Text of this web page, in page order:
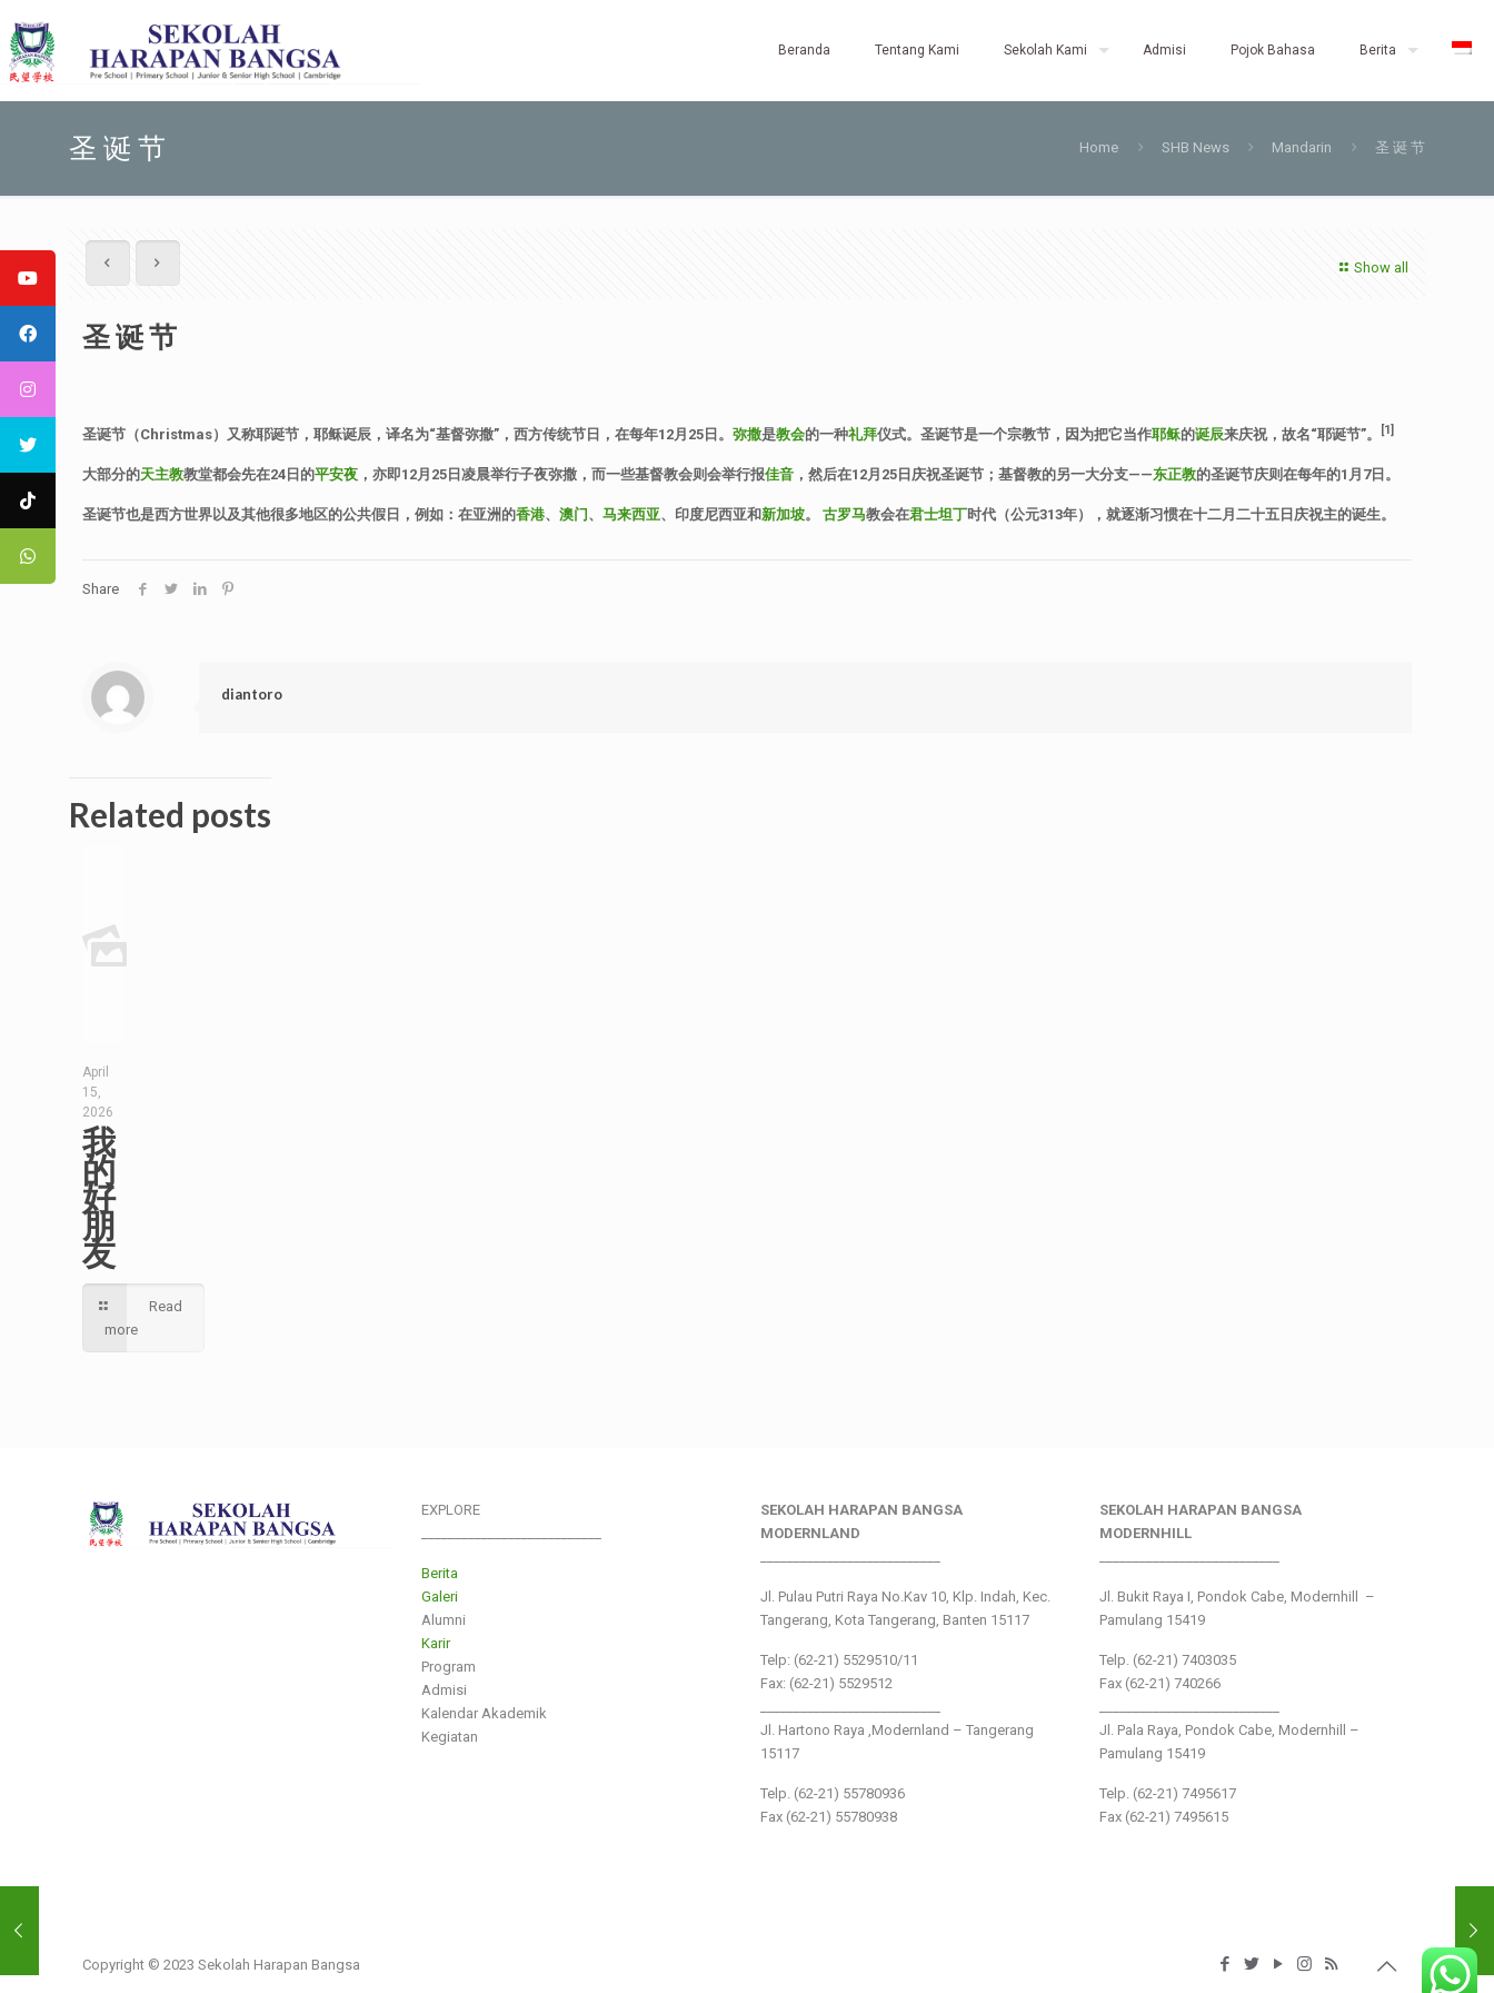
Beranda Tentang Kami Sekolah Kami Admisi Pojok Bahasa Berita
圣 诞 节 Home SHB News Mandarin 圣 诞 节
Show all
圣 诞 节
圣诞节（Christmas）又称耶诞节，耶稣诞辰，译名为“基督弥撒” ，西方传统节日，在每年12月 25 日。弥撒是教会的一种礼拜仪式。圣诞节是一个宗教节，因为把它当作耶稣的诞辰来庆祝，故名“耶诞节”。 [1]
大部分的天主教教堂都会先在24 日的平安夜 ，亦即12月 25 日凌晨举行子夜弥撒，而一些基督教会则会举行报佳音 ，然后在12月 25 日庆祝圣诞节；基督教的另一大分支——东正教的圣诞节庆则在每年的1 月 7日。
圣诞节也是西方世界以及其他很多地区的公共假日，例如：在亚洲的香港、澳门 、马来西亚、印度尼西亚和新加坡。 古罗马教会在君士坦丁时代（公元313年），就逐渐习惯在十二月二十五日庆祝主的诞生。
Share
diantoro
Related posts
April
15,
2026
我
的
好
朋
友
Read
more
EXPLORE
Berita
Galeri
Alumni
Karir
Program
Admisi
Kalendar Akademik
Kegiatan
SEKOLAH HARAPAN BANGSA
MODERNLAND
Jl. Pulau Putri Raya No.Kav 10, Klp. Indah, Kec.
Tangerang, Kota Tangerang, Banten 15117
Telp: (62-21) 5529510/11
Fax: (62-21) 5529512
Jl. Hartono Raya ,Modernland – Tangerang
15117
Telp. (62-21) 55780936
Fax (62-21) 55780938
SEKOLAH HARAPAN BANGSA
MODERNHILL
Jl. Bukit Raya I, Pondok Cabe, Modernhill –
Pamulang 15419
Telp. (62-21) 7403035
Fax (62-21) 740266
Jl. Pala Raya, Pondok Cabe, Modernhill –
Pamulang 15419
Telp. (62-21) 7495617
Fax (62-21) 7495615
Copyright © 2023 Sekolah Harapan Bangsa